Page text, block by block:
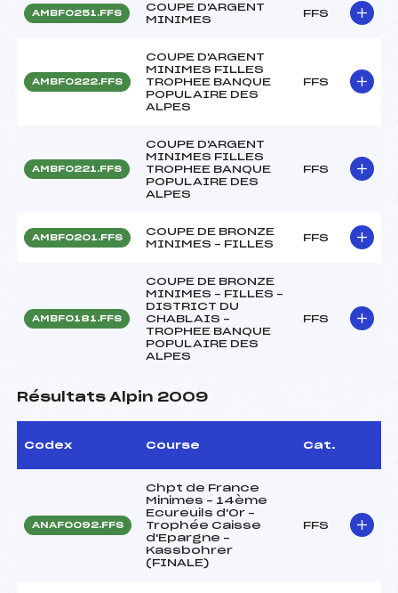
AMBF0251.FFS
COUPE D'ARGENT
MINIMES
FFS
AMBF0222.FFS
COUPE D'ARGENT
MINIMES FILLES
TROPHEE BANQUE
POPULAIRE DES
ALPES
FFS
AMBF0221.FFS
COUPE D'ARGENT
MINIMES FILLES
TROPHEE BANQUE
POPULAIRE DES
ALPES
FFS
AMBF0201.FFS
COUPE DE BRONZE
MINIMES – FILLES
FFS
AMBF0181.FFS
COUPE DE BRONZE
MINIMES – FILLES –
DISTRICT DU
CHABLAIS –
TROPHEE BANQUE
POPULAIRE DES
ALPES
FFS
Résultats Alpin 2009
Codex Course Cat.
ANAF0092.FFS
Chpt de France
Minimes – 14ème
Ecureuils d'Or –
Trophée Caisse
d'Epargne –
Kassbohrer
(FINALE)
FFS